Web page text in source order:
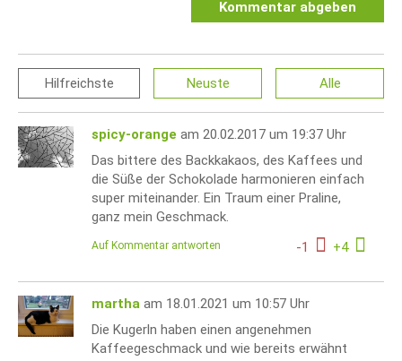
Kommentar abgeben
Hilfreichste Neuste Alle
spicy-orange am 20.02.2017 um 19:37 Uhr
Das bittere des Backkakaos, des Kaffees und
die Süße der Schokolade harmonieren einfach
super miteinander. Ein Traum einer Praline,
ganz mein Geschmack.
-1 +4
Auf Kommentar antworten
martha am 18.01.2021 um 10:57 Uhr
Die Kugerln haben einen angenehmen
Kaffeegeschmack und wie bereits erwähnt